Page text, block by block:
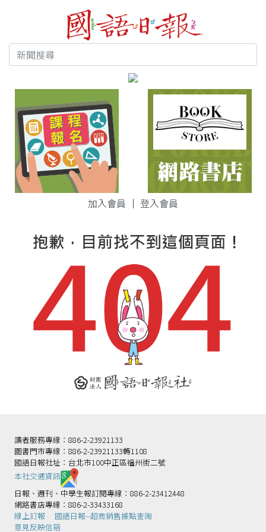
加入會員 ｜ 登入會員
讀者服務專線：886-2-23921133
圖書門市專線：886-2-23921133轉1108
國語日報社址：台北市100中正區福州街二號
本社交通資訊️
日報、週刊、中學生報訂閱專線：886-2-23412448
網路書店專線：886-2-33433168
線上訂報
國語日報--超商銷售據點查詢
意見反映信箱